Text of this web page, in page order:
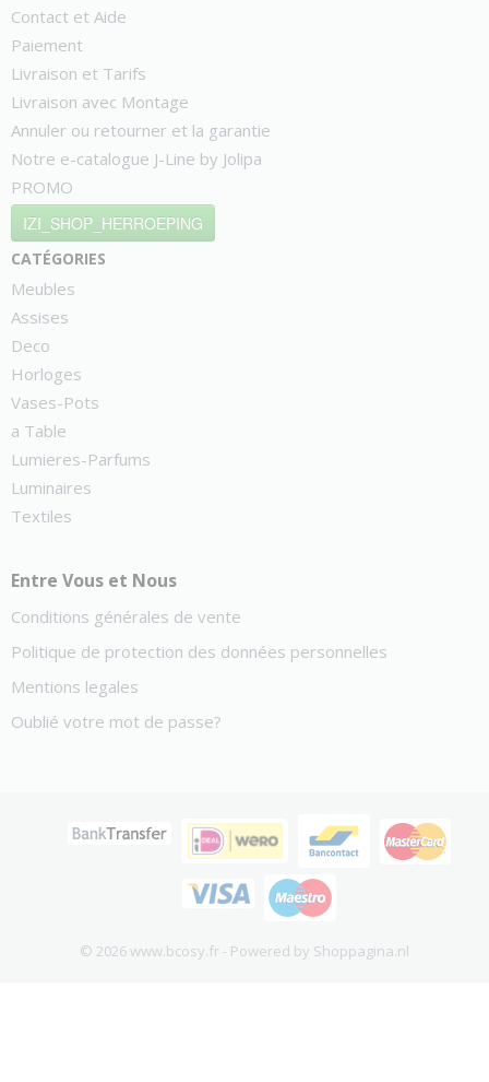
Contact et Aide
Paiement
Livraison et Tarifs
Livraison avec Montage
Annuler ou retourner et la garantie
Notre e-catalogue J-Line by Jolipa
PROMO
IZI_SHOP_HERROEPING
catégories
Meubles
Assises
Deco
Horloges
Vases-Pots
a Table
Lumieres-Parfums
Luminaires
Textiles
Entre Vous et Nous
Conditions générales de vente
Politique de protection des données personnelles
Mentions legales
Oublié votre mot de passe?
© 2026 www.bcosy.fr - Powered by Shoppagina.nl